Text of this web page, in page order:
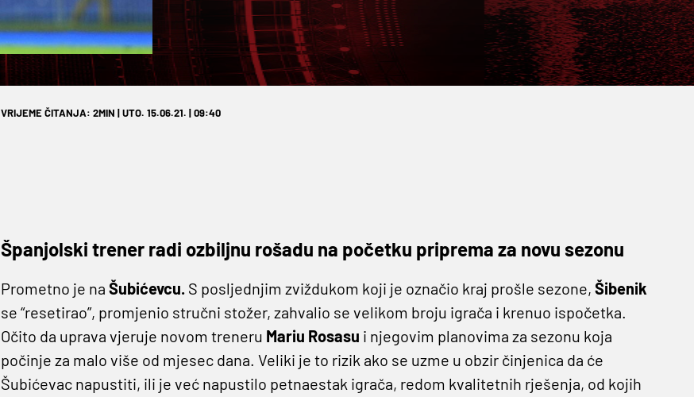
VRIJEME ČITANJA: 2MIN | UTO. 15.06.21. | 09:40
Španjolski trener radi ozbiljnu rošadu na početku priprema za novu sezonu
Prometno je na Šubićevcu.S posljednjim zviždukom koji je označio kraj prošle sezone, Šibenik
se “resetirao”, promjenio stručni stožer, zahvalio se velikom broju igrača i krenuo ispočetka.
Očito da uprava vjeruje novom treneru Mariu Rosasu i njegovim planovima za sezonu koja
počinje za malo više od mjesec dana. Veliki je to rizik ako se uzme u obzir činjenica da će
Šubićevac napustiti, ili je već napustilo petnaestak igrača, redom kvalitetnih rješenja, od kojih